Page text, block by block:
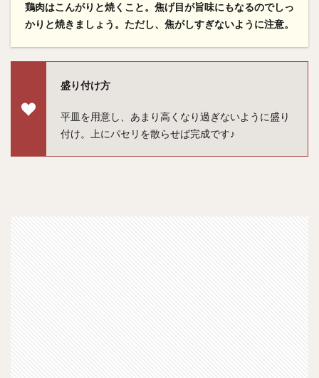
鶏肉はこんがりと焼くこと。焦げ目が旨味にもなるのでしっ
かりと焼きましょう。ただし、焦がしすぎないように注意。
盛り付け方
平皿を用意し、あまり高くなり過ぎないように盛り
付け。上にパセリを散らせば完成です♪